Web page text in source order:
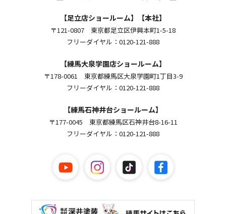
【足立店ショールーム】【本社】
〒121-0807 東京都足立区伊興本町1-5-18
フリーダイヤル：0120-121-888
【練馬大泉学園店ショールーム】
〒178-0061 東京都練馬区大泉学園町1丁目3-9
フリーダイヤル：0120-121-888
【練馬石神井台ショールーム】
〒177-0045 東京都練馬区石神井台8-16-11
フリーダイヤル：0120-121-888